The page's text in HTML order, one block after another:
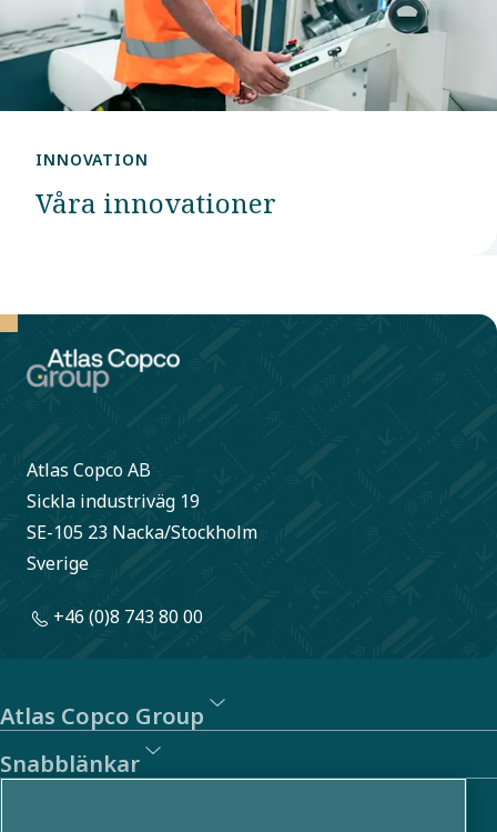
INNOVATION
Våra innovationer
Atlas Copco AB
Sickla industriväg 19
SE-105 23 Nacka/Stockholm
Sverige
+46 (0)8 743 80 00
Atlas Copco Group
Snabblänkar